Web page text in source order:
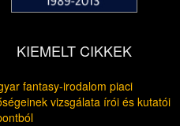
KIEMELT CIKKEK
fantasy-irodalom piaci
vizsgálata írói és kutatói